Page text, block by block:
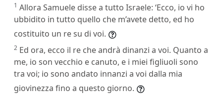
1 Allora Samuele disse a tutto Israele: ‘Ecco, io vi ho
ubbidito in tutto quello che m’avete detto, ed ho
costituito un re su di voi.
2 Ed ora, ecco il re che andrà dinanzi a voi. Quanto a
me, io son vecchio e canuto, e i miei figliuoli sono
tra voi; io sono andato innanzi a voi dalla mia
giovinezza fino a questo giorno.